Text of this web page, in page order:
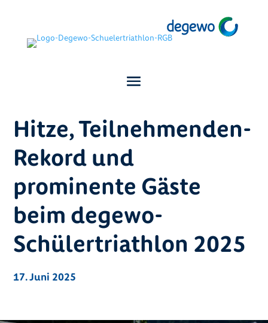
Hitze, Teilnehmenden-
Rekord und
prominente Gäste
beim degewo-
Schülertriathlon 2025
17. Juni 2025